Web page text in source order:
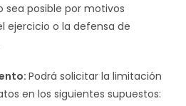
sea posible por motivos
ejercicio o la defensa de
Podrá solicitar la limitación
en los siguientes supuestos: